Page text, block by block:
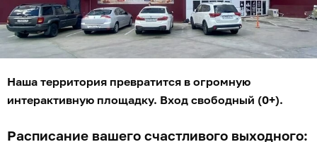
Наша территория превратится в огромную
интерактивную площадку. Вход свободный (0+).
Расписание вашего счастливого выходного: